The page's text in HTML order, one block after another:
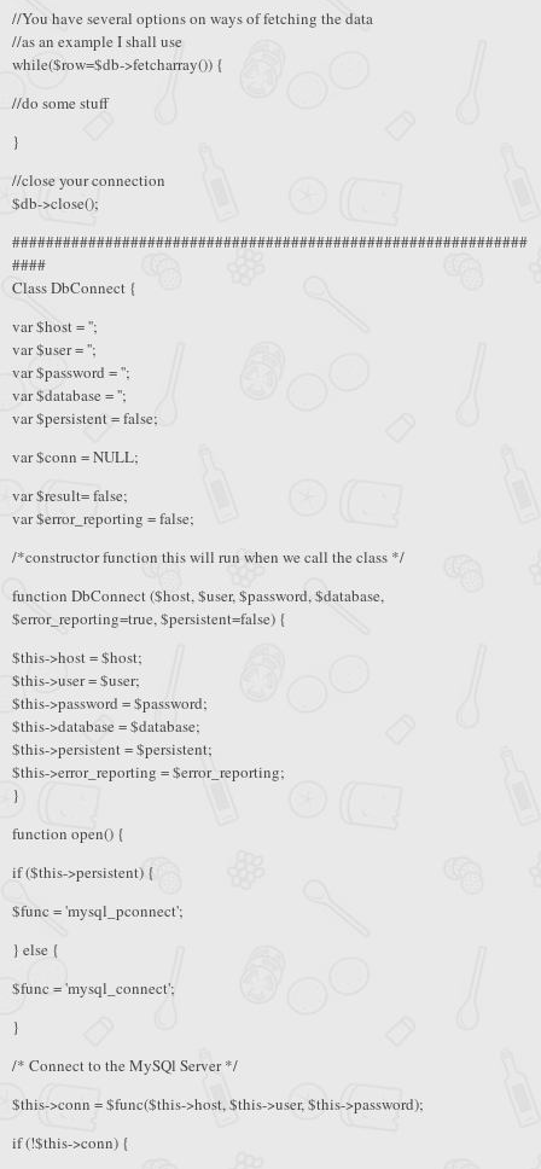
//You have several options on ways of fetching the data
//as an example I shall use
while($row=$db->fetcharray()) {
//do some stuff
}
//close your connection
$db->close();
#############################################################
####
Class DbConnect {
var $host = '';
var $user = '';
var $password = '';
var $database = '';
var $persistent = false;
var $conn = NULL;
var $result= false;
var $error_reporting = false;
/*constructor function this will run when we call the class */
function DbConnect ($host, $user, $password, $database,
$error_reporting=true, $persistent=false) {
$this->host = $host;
$this->user = $user;
$this->password = $password;
$this->database = $database;
$this->persistent = $persistent;
$this->error_reporting = $error_reporting;
}
function open() {
if ($this->persistent) {
$func = 'mysql_pconnect';
} else {
$func = 'mysql_connect';
}
/* Connect to the MySQl Server */
$this->conn = $func($this->host, $this->user, $this->password);
if (!$this->conn) {